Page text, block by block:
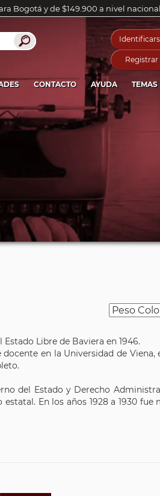
Bogotá y de $149.900 a nivel nacional
Registrar
CONTACTO AYUDA TEMAS
Libre de Baviera en 1946.
en la Universidad de
del Estado y Derecho
En los años 1928 a 1930